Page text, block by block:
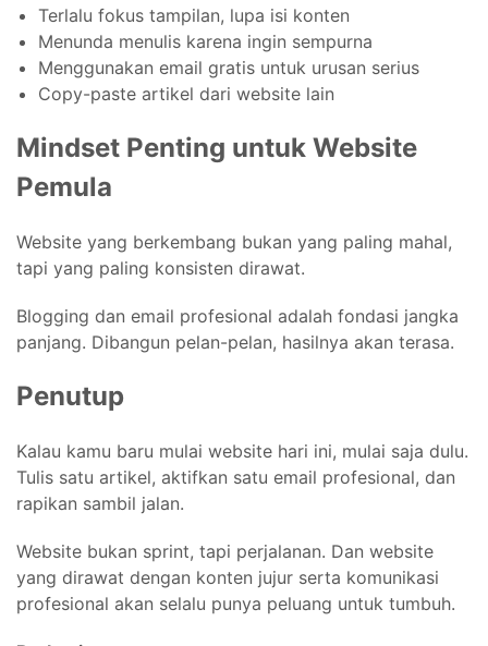
Terlalu fokus tampilan, lupa isi konten
Menunda menulis karena ingin sempurna
Menggunakan email gratis untuk urusan serius
Copy-paste artikel dari website lain
Mindset Penting untuk Website
Pemula
Website yang berkembang bukan yang paling mahal,
tapi yang paling konsisten dirawat.
Blogging dan email profesional adalah fondasi jangka
panjang. Dibangun pelan-pelan, hasilnya akan terasa.
Penutup
Kalau kamu baru mulai website hari ini, mulai saja dulu.
Tulis satu artikel, aktifkan satu email profesional, dan
rapikan sambil jalan.
Website bukan sprint, tapi perjalanan. Dan website
yang dirawat dengan konten jujur serta komunikasi
profesional akan selalu punya peluang untuk tumbuh.